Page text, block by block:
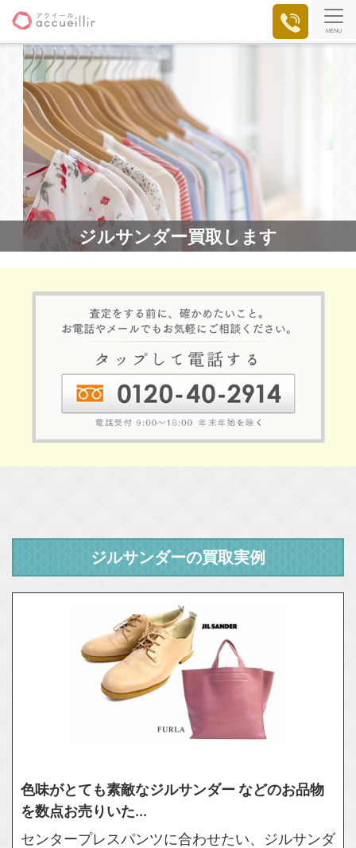
MENU
ジルサンダー買取します
ジルサンダーの買取実例
色味がとても素敵なジルサンダー などのお品物
を数点お売りいた...
センタープレスパンツに合わせたい、ジルサンダ